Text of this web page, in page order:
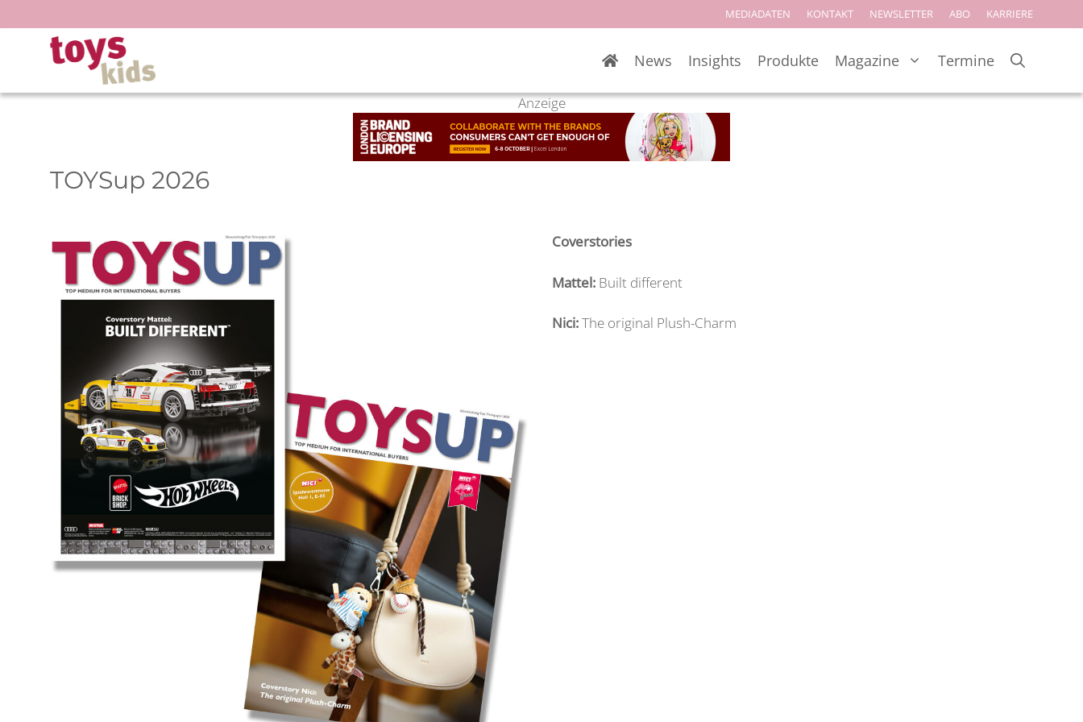
Inhalt
springen
MEDIADATEN KONTAKT NEWSLETTER ABO KARRIERE
News Insights Produkte Magazine Termine
Anzeige
TOYSup 2026
Coverstories
Mattel:Built different
Nici:The original Plush-Charm